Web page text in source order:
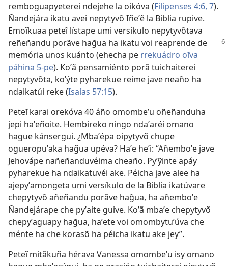
remboguapyeterei ndejehe la oikóva (Filipenses 4:6, 7).
Ñandejára ikatu avei nepytyvõ Iñeʼẽ la Biblia rupive.
Emoĩkuaa peteĩ lístape umi versíkulo nepytyvõtava
reñeñandu porãve hag̃ua ha ikatu voi reaprende de
memória unos kuánto (ehecha pe rrekuádro oĩva
páhina 5-pe). Koʼã pensamiénto porã tuichaiterei
nepytyvõta, koʼýte pyharekue reime jave neaño ha
ndaikatúi reke (Isaías 57:15).
Peteĩ karai orekóva 40 áño omombeʼu oñeñanduha
jepi haʼeñoite. Hembireko ningo ndaʼaréi omano
hague kánsergui. ¿Mbaʼépa oipytyvõ chupe
ogueropuʼaka hag̃ua upéva? Haʼe heʼi: “Añemboʼe jave
Jehovápe nañeñanduvéima cheaño. Pyʼỹinte apáy
pyharekue ha ndaikatuvéi ake. Péicha jave alee ha
ajepyʼamongeta umi versíkulo de la Biblia ikatúvare
chepytyvõ añeñandu porãve hag̃ua, ha añemboʼe
Ñandejárape che pyʼaite guive. Koʼã mbaʼe chepytyvõ
chepyʼaguapy hag̃ua, haʼete voi omombytuʼúva che
ménte ha che korasõ ha péicha ikatu ake jey”.
Peteĩ mitãkuña hérava Vanessa omombeʼu isy omano